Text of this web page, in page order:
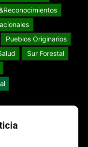
Pueblos Originarios
Sur Forestal